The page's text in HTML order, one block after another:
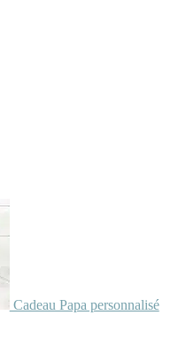
Cadeau Papa personnalisé